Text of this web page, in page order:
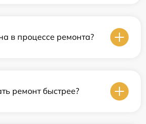
в процессе ремонта?
ремонт быстрее?